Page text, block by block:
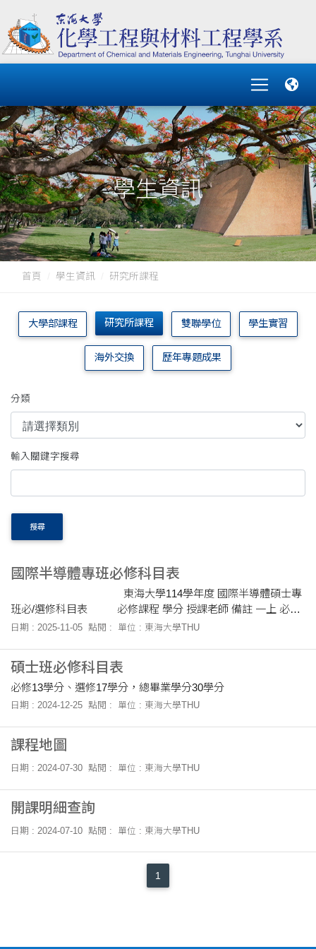
學生資訊
首頁 學生資訊 研究所課程
大學部課程 研究所課程 雙聯學位 學生實習
海外交換 歷年專題成果
分類
輸入關鍵字搜尋
搜尋
國際半導體專班必修科目表
東海大學114學年度 國際半導體碩士專
班必/選修科目表 必修課程 學分 授課老師 備註 一上 必修
化工原理
日期 : 2025-11-05 點閱 : 單位 : 東海大學THU
碩士班必修科目表
必修13學分、選修17學分，總畢業學分30學分
日期 : 2024-12-25 點閱 : 單位 : 東海大學THU
課程地圖
日期 : 2024-07-30 點閱 : 單位 : 東海大學THU
開課明細查詢
日期 : 2024-07-10 點閱 : 單位 : 東海大學THU
1